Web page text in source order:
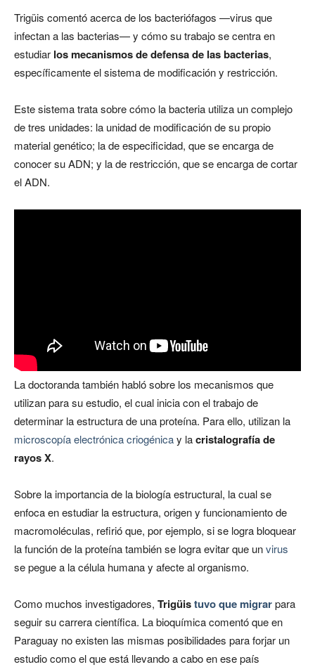
Trigüis comentó acerca de los bacteriófagos —virus que
infectan a las bacterias— y cómo su trabajo se centra en
estudiar los mecanismos de defensa de las bacterias,
específicamente el sistema de modificación y restricción.
Este sistema trata sobre cómo la bacteria utiliza un complejo
de tres unidades: la unidad de modificación de su propio
material genético; la de especificidad, que se encarga de
conocer su ADN; y la de restricción, que se encarga de cortar
el ADN.
La doctoranda también habló sobre los mecanismos que
utilizan para su estudio, el cual inicia con el trabajo de
determinar la estructura de una proteína. Para ello, utilizan la
microscopía electrónica criogénicay lacristalografía de
rayos X.
Sobre la importancia de la biología estructural, la cual se
enfoca en estudiar la estructura, origen y funcionamiento de
macromoléculas, refirió que, por ejemplo, si se logra bloquear
la función de la proteína también se logra evitar que unvirus
se pegue a la célula humana y afecte al organismo.
Como muchos investigadores, Trigüistuvo que migrarpara
seguir su carrera científica. La bioquímica comentó que en
Paraguay no existen las mismas posibilidades para forjar un
estudio como el que está llevando a cabo en ese país